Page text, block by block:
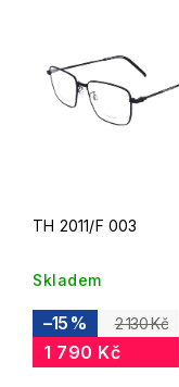
TH 2011/F 003
Skladem
2 130 Kč
–15 %
1 790 Kč